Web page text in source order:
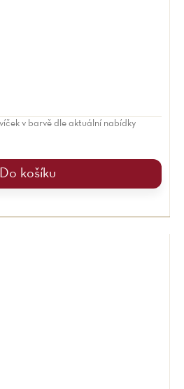
Do košíku
v barvě dle aktuální nabídky